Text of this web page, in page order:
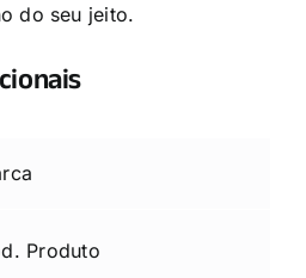
do seu jeito.
Produto